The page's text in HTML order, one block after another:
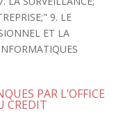
9. LE
ET LA
PAR L’OFFICE
CREDIT